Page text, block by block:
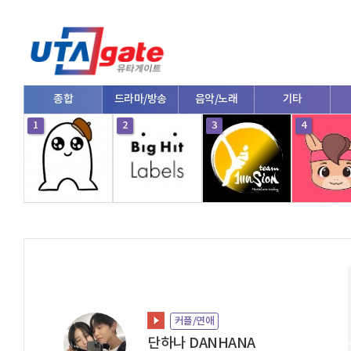
종합 드라마/방송 음악/노래 기타
1 2 3 4
커플/연애
단하나 DANHANA